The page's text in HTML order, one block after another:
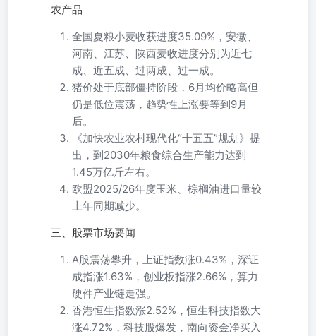
农产品
全国夏粮小麦收获进度35.09%，安徽、
河南、江苏、陕西麦收进度分别为近七
成、近五成、过两成、过一成。
猪价处于底部僵持阶段，6月均价略高但
仍是低位震荡，趋势性上涨要等到9月
后。
《加快农业农村现代化“十五五”规划》提
出，到2030年粮食综合生产能力达到
1.45万亿斤左右。
欧盟2025/26年度玉米、棕榈油进口量较
上年同期减少。
三、股票市场要闻
A股震荡攀升，上证指数涨0.43%，深证
成指涨1.63%，创业板指涨2.66%，算力
硬件产业链走强。
香港恒生指数涨2.52%，恒生科技指数大
涨4.72%，科技股爆发，南向资金净买入